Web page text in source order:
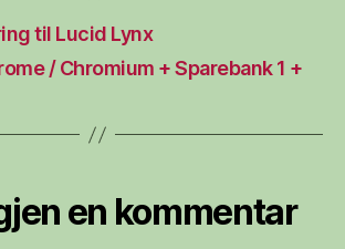
til Lucid Lynx
/ Chromium + Sparebank 1 +
en kommentar